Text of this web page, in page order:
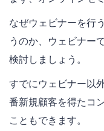
なぜウェビナーを行
うのか、ウェビナー
検討しましょう。
すでにウェビナー以
番新規顧客を得たコ
こともできます。